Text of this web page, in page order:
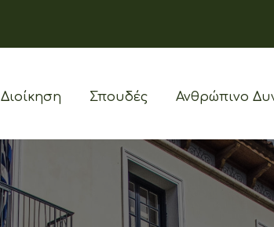
Διοίκηση Σπουδές Ανθρώπινο